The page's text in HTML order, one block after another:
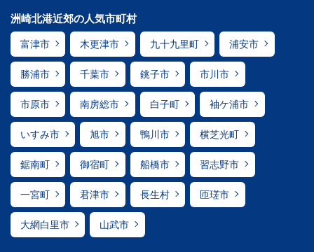
洲崎北港近郊の人気市町村
富津市 木更津市 九十九里町 浦安市
勝浦市 千葉市 銚子市 市川市
市原市 南房総市 白子町 袖ケ浦市
いすみ市 旭市 鴨川市 横芝光町
鋸南町 御宿町 船橋市 習志野市
一宮町 君津市 長生村 匝瑳市
大網白里市 山武市